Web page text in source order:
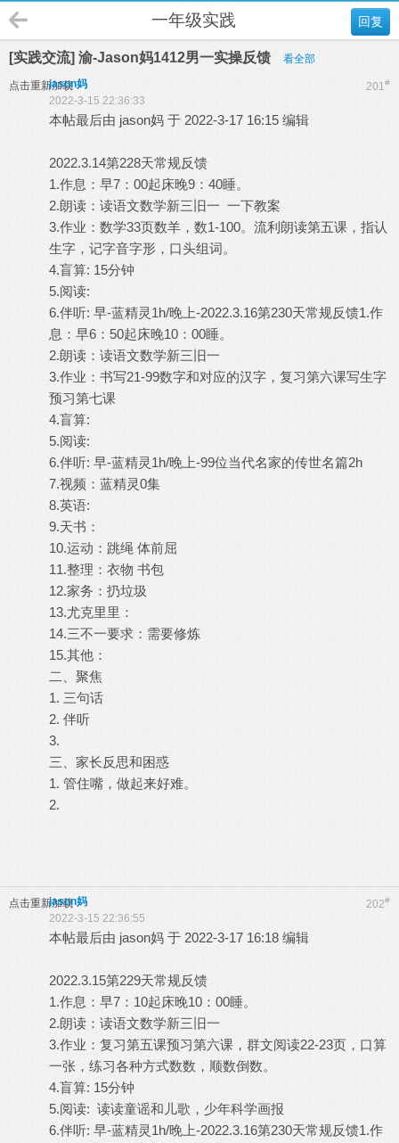
回复
一年级实践
[实践交流] 渝-Jason妈1412男一实操反馈 看全部
点击重新加载 201#
jason妈
2022-3-15 22:36:33
本帖最后由 jason妈 于 2022-3-17 16:15 编辑
2022.3.14第228天常规反馈
1.作息：早7：00起床晚9：40睡。
2.朗读：读语文数学新三旧一 一下教案
3.作业：数学33页数羊，数1-100。流利朗读第五课，指认
生字，记字音字形，口头组词。
4.盲算: 15分钟
5.阅读:
6.伴听: 早-蓝精灵1h/晚上-2022.3.16第230天常规反馈1.作
息：早6：50起床晚10：00睡。
2.朗读：读语文数学新三旧一
3.作业：书写21-99数字和对应的汉字，复习第六课写生字
预习第七课
4.盲算:
5.阅读:
6.伴听: 早-蓝精灵1h/晚上-99位当代名家的传世名篇2h
7.视频：蓝精灵0集
8.英语:
9.天书：
10.运动：跳绳 体前屈
11.整理：衣物 书包
12.家务：扔垃圾
13.尤克里里：
14.三不一要求：需要修炼
15.其他：
二、聚焦
1. 三句话
2. 伴听
3.
三、家长反思和困惑
1. 管住嘴，做起来好难。
2.
点击重新加载 202#
jason妈
2022-3-15 22:36:55
本帖最后由 jason妈 于 2022-3-17 16:18 编辑
2022.3.15第229天常规反馈
1.作息：早7：10起床晚10：00睡。
2.朗读：读语文数学新三旧一
3.作业：复习第五课预习第六课，群文阅读22-23页，口算
一张，练习各种方式数数，顺数倒数。
4.盲算: 15分钟
5.阅读: 读读童谣和儿歌，少年科学画报
6.伴听: 早-蓝精灵1h/晚上-2022.3.16第230天常规反馈1.作